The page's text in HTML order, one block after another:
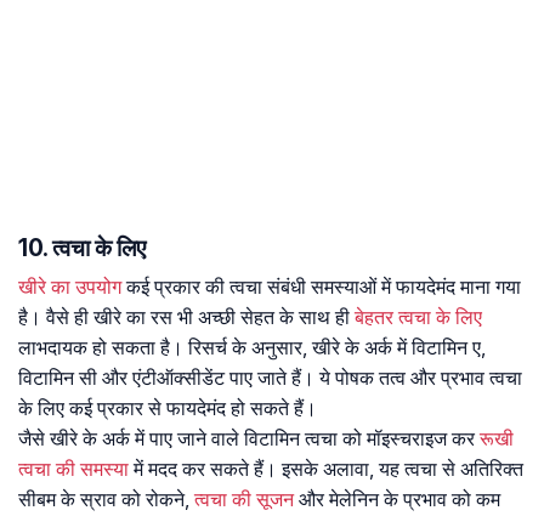
10. त्वचा के लिए
खीरे का उपयोगकई प्रकार की त्वचा संबंधी समस्याओं में फायदेमंद माना गया
है। वैसे ही खीरे का रस भी अच्छी सेहत के साथ हीबेहतर त्वचा के लिए
लाभदायक हो सकता है। रिसर्च के अनुसार, खीरे के अर्क में विटामिन ए,
विटामिन सी और एंटीऑक्सीडेंट पाए जाते हैं। ये पोषक तत्व और प्रभाव त्वचा
के लिए कई प्रकार से फायदेमंद हो सकते हैं।
जैसे खीरे के अर्क में पाए जाने वाले विटामिन त्वचा को मॉइस्चराइज कररूखी
त्वचा की समस्यामें मदद कर सकते हैं। इसके अलावा, यह त्वचा से अतिरिक्त
सीबम के स्राव को रोकने, त्वचा की सूजनऔर मेलेनिन के प्रभाव को कम